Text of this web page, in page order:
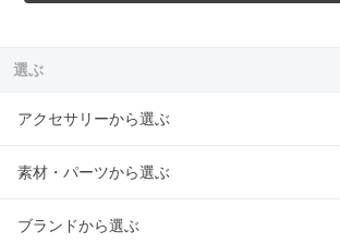
選ぶ
アクセサリーから選ぶ
素材・パーツから選ぶ
ブランドから選ぶ